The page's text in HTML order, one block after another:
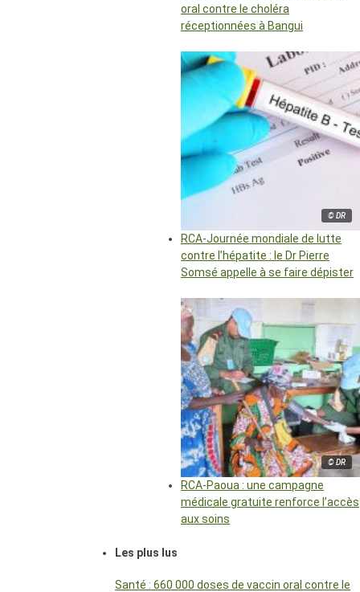
oral contre le choléra
réceptionnées à Bangui
© DR
RCA-Journée mondiale de lutte
contre l’hépatite : le Dr Pierre
Somsé appelle à se faire dépister
© DR
RCA-Paoua : une campagne
médicale gratuite renforce l’accès
aux soins
Les plus lus
Santé : 660 000 doses de vaccin oral contre le